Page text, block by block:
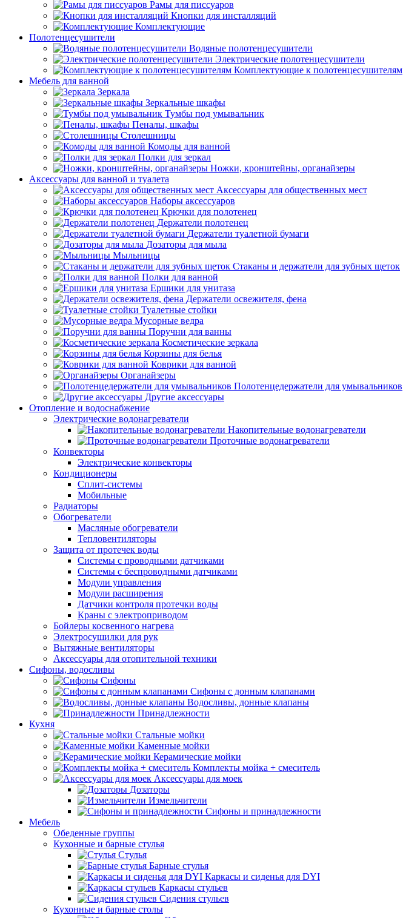
Рамы для писсуаров
Кнопки для инсталляций
Комплектующие
Полотенцесушители
Водяные полотенцесушители
Электрические полотенцесушители
Комплектующие к полотенцесушителям
Мебель для ванной
Зеркала
Зеркальные шкафы
Тумбы под умывальник
Пеналы, шкафы
Столешницы
Комоды для ванной
Полки для зеркал
Ножки, кронштейны, органайзеры
Аксессуары для ванной и туалета
Аксессуары для общественных мест
Наборы аксессуаров
Крючки для полотенец
Держатели полотенец
Держатели туалетной бумаги
Дозаторы для мыла
Мыльницы
Стаканы и держатели для зубных щеток
Полки для ванной
Ершики для унитаза
Держатели освежителя, фена
Туалетные стойки
Мусорные ведра
Поручни для ванны
Косметические зеркала
Корзины для белья
Коврики для ванной
Органайзеры
Полотенцедержатели для умывальников
Другие аксессуары
Отопление и водоснабжение
Электрические водонагреватели
Накопительные водонагреватели
Проточные водонагреватели
Конвекторы
Электрические конвекторы
Кондиционеры
Сплит-системы
Мобильные
Радиаторы
Обогреватели
Масляные обогреватели
Тепловентиляторы
Защита от протечек воды
Системы с проводными датчиками
Системы с беспроводными датчиками
Модули управления
Модули расширения
Датчики контроля протечки воды
Краны с электроприводом
Бойлеры косвенного нагрева
Электросушилки для рук
Вытяжные вентиляторы
Аксессуары для отопительной техники
Сифоны, водосливы
Сифоны
Сифоны с донным клапанами
Водосливы, донные клапаны
Принадлежности
Кухня
Стальные мойки
Каменные мойки
Керамические мойки
Комплекты мойка + смеситель
Аксессуары для моек
Дозаторы
Измельчители
Сифоны и принадлежности
Мебель
Обеденные группы
Кухонные и барные стулья
Стулья
Барные стулья
Каркасы и сиденья для DYI
Каркасы стульев
Сидения стульев
Кухонные и барные столы